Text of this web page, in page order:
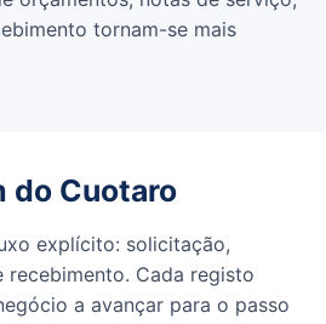
tornam-se mais
do Cuotaro
explícito: solicitação,
recebimento. Cada registo
a avançar para o passo